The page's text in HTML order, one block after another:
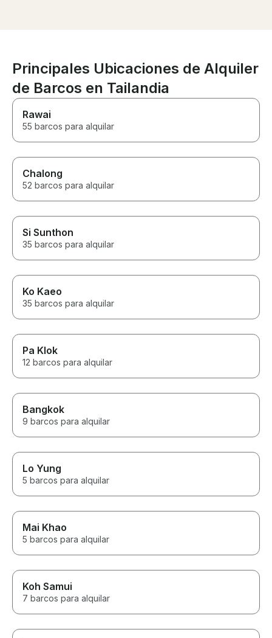
Principales Ubicaciones de Alquiler
de Barcos en Tailandia
Rawai
55 barcos para alquilar
Chalong
52 barcos para alquilar
Si Sunthon
35 barcos para alquilar
Ko Kaeo
35 barcos para alquilar
Pa Klok
12 barcos para alquilar
Bangkok
9 barcos para alquilar
Lo Yung
5 barcos para alquilar
Mai Khao
5 barcos para alquilar
Koh Samui
7 barcos para alquilar